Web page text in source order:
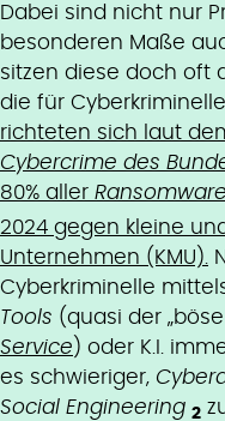
Dabei sind nicht nur
besonderen Maße
sitzen diese doch oft
die für
richteten sich laut
Cybercrime des
80% aller
2024 gegen kleine
Unternehmen (KMU).
Cyberkriminelle
Tools (quasi der
Service ) oder K.I.
es schwieriger,
Social Engineering 2